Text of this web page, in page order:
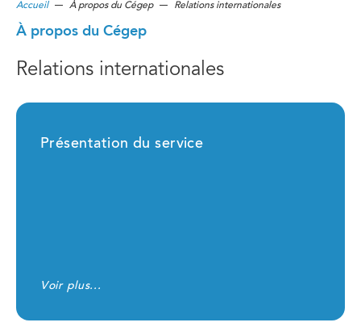
Accueil À propos du Cégep Relations internationales
À propos du Cégep
Relations internationales
Présentation du service
Voir plus...